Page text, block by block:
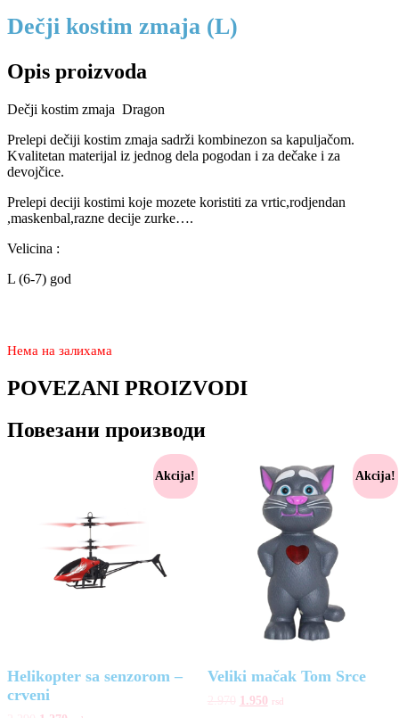
Dečji kostim zmaja (L)
Opis proizvoda
Dečji kostim zmaja Dragon
Prelepi dečiji kostim zmaja sadrži kombinezon sa kapuljačom.
Kvalitetan materijal iz jednog dela pogodan i za dečake i za
devojčice.
Prelepi deciji kostimi koje mozete koristiti za vrtic,rodjendan
,maskenbal,razne decije zurke….
Velicina :
L (6-7) god
Нема на залихама
POVEZANI PROIZVODI
Повезани производи
Akcija!
Helikopter sa senzorom –
crveni
Akcija!
Veliki mačak Tom Srce
1.950 rsd